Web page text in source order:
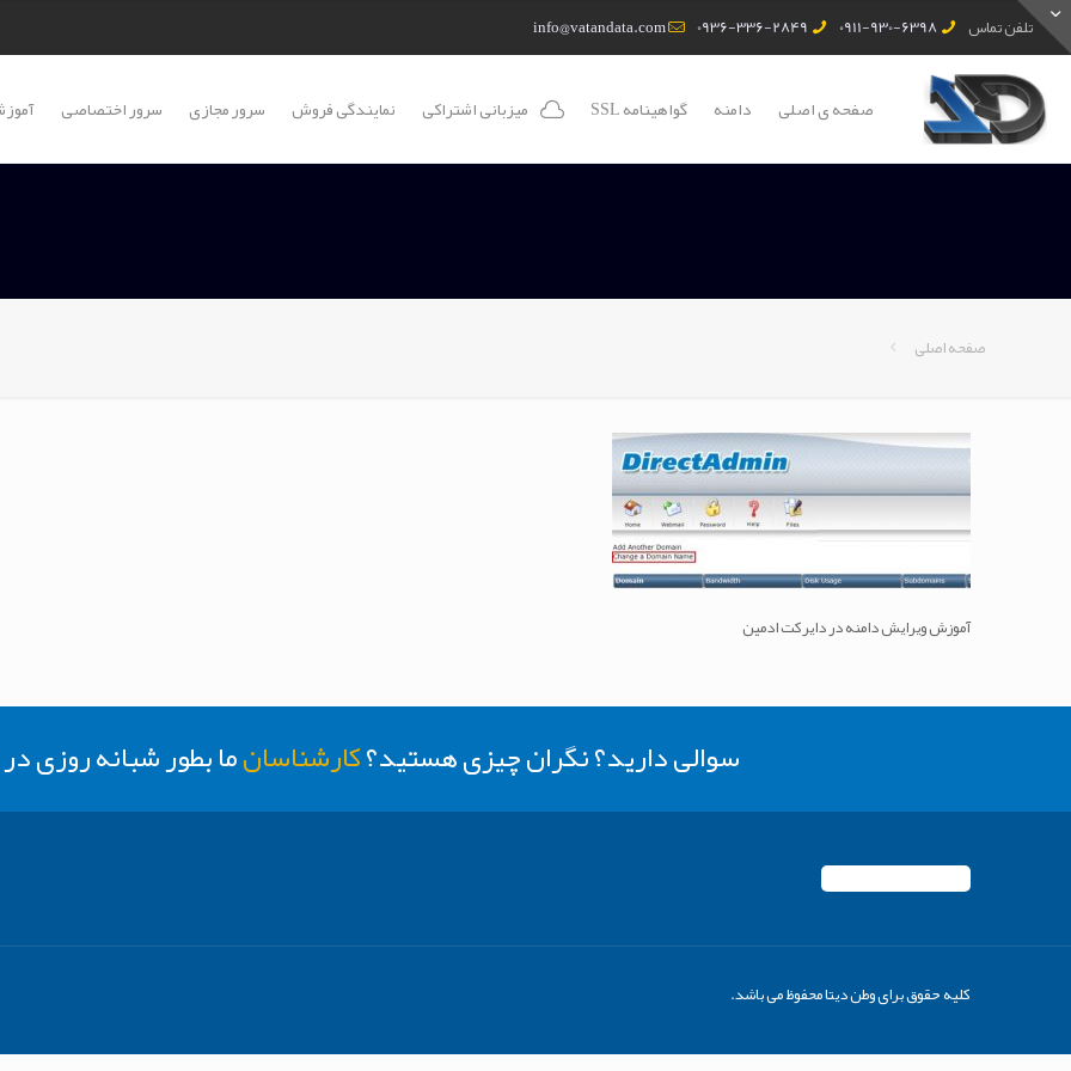
تلفن تماس 0911-930-6398
0936-336-2849
info@vatandata.com
صفحه ی اصلی دامنه گواهینامه SSL میزبانی اشتراکی نمایندگی فروش سرور مجازی سرور اختصاصی
صفحه اصلی
آموزش ویرایش دامنه در دایرکت ادمین
سوالی دارید؟ نگران چیزی هستید؟کارشناسانما بطور شبانه
کلیه حقوق برای وطن دیتا محفوظ می باشد.